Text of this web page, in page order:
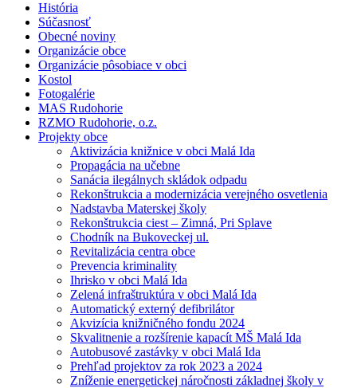
História
Súčasnosť
Obecné noviny
Organizácie obce
Organizácie pôsobiace v obci
Kostol
Fotogalérie
MAS Rudohorie
RZMO Rudohorie, o.z.
Projekty obce
Aktivizácia knižnice v obci Malá Ida
Propagácia na učebne
Sanácia ilegálnych skládok odpadu
Rekonštrukcia a modernizácia verejného osvetlenia
Nadstavba Materskej školy
Rekonštrukcia ciest – Zimná, Pri Splave
Chodník na Bukoveckej ul.
Revitalizácia centra obce
Prevencia kriminality
Ihrisko v obci Malá Ida
Zelená infraštruktúra v obci Malá Ida
Automatický externý defibrilátor
Akvizícia knižničného fondu 2024
Skvalitnenie a rozšírenie kapacít MŠ Malá Ida
Autobusové zastávky v obci Malá Ida
Prehľad projektov za rok 2023 a 2024
Zníženie energetickej náročnosti základnej školy v